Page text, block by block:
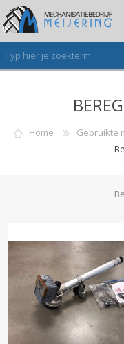
AANMELDEN ALS
INLOGGEN
Home Gebruikte